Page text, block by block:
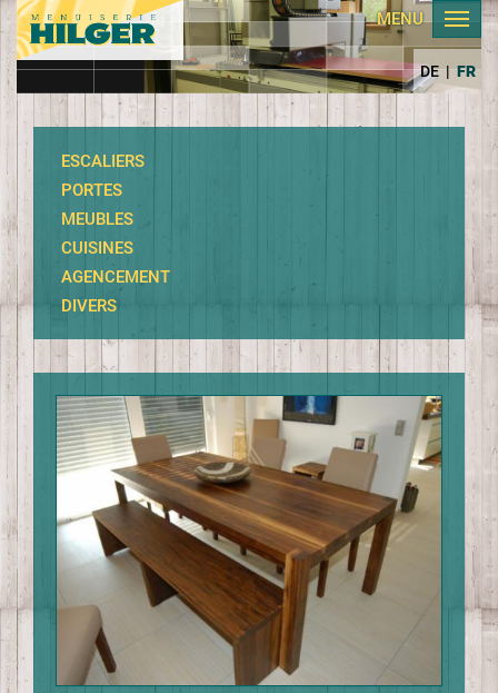
DE | FR
MENU
ESCALIERS
PORTES
MEUBLES
CUISINES
AGENCEMENT
DIVERS